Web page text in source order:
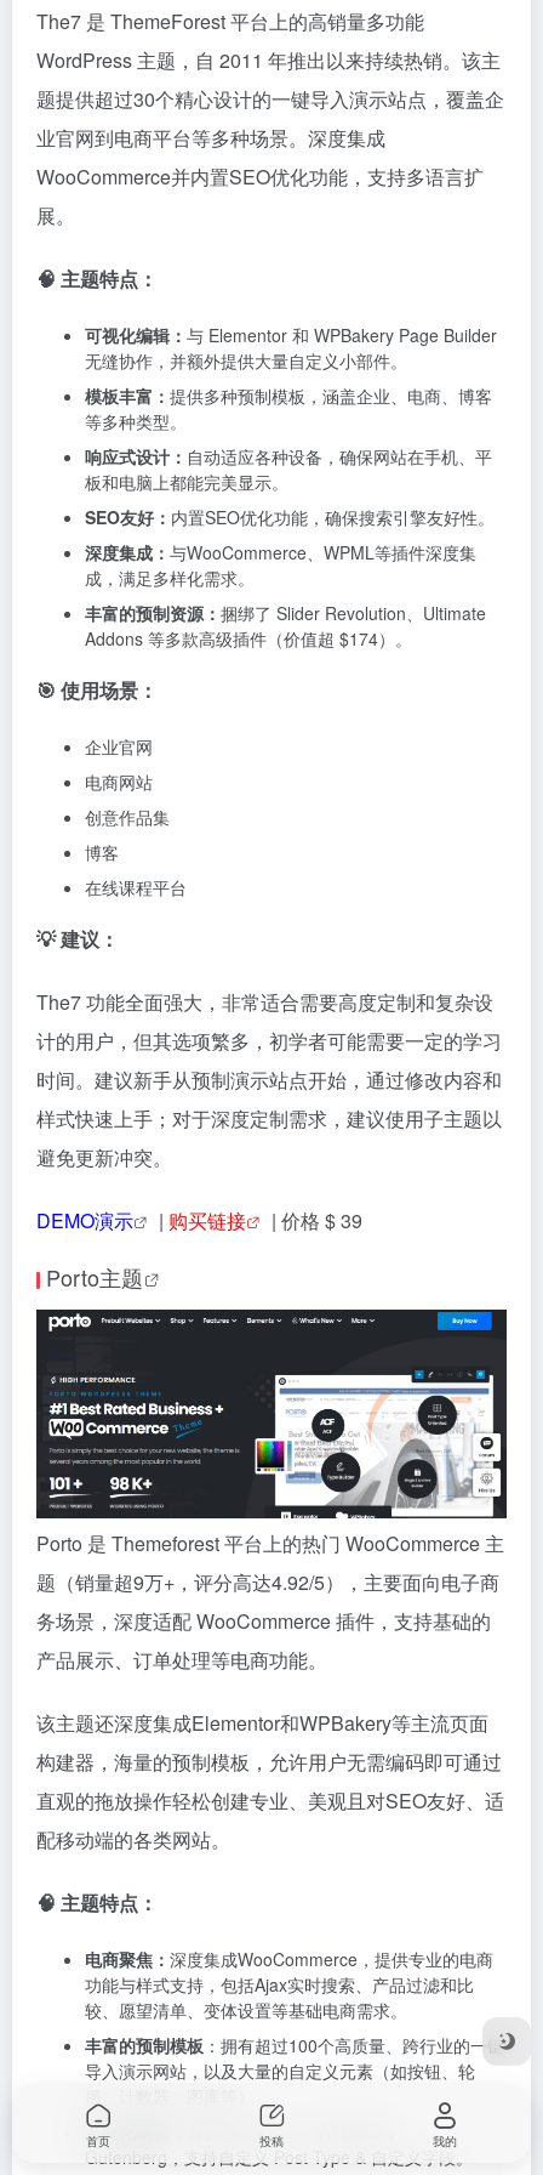
样式快速上手；对于深度定制需求，建议使用子主题以
避免更新冲突。
DEMO演示 |购买链接 | 价格 $ 39
Porto主题
Porto 是 Themeforest 平台上的热门 WooCommerce 主
题（销量超9万+，评分高达4.92/5），主要面向电子商
务场景，深度适配 WooCommerce 插件，支持基础的
产品展示、订单处理等电商功能。
该主题还深度集成Elementor和WPBakery等主流页面
构建器，海量的预制模板，允许用户无需编码即可通过
配移动端的各类网站。
🧠 主题特点：
电商聚焦： 深度集成WooCommerce，提供专业的电商
功能与样式支持，包括Ajax实时搜索、产品过滤和比
较、愿望清单、变体设置等基础电商需求。
导入演示网站，以及大量的自定义元素（如按钮、轮
播、计数器、图库等）。
可视化编辑：兼容Elementor、WPBakery、
Gutenberg，支持自定义 Post Type & 自定义字段。
捆绑高级插件：购买主题可获赠Slider Revolution等多
款高级插件。
内置AI内容生成器
性能与SEO优化：内置速度优化向导（如减少CSS和
SEO友好
🎯 使用场景：
企业官网与品牌展示站
外贸 B2C/B2B 商城
博客与内容站
创意作品集
💡 建议：
Porto 功能丰富强大，非常适合电商站；但其选项繁
多，初学者可能需要一定的学习时间。新手务必先跟随
功能与插件（如 Revolution Slider、多余小部件），避
免后台臃肿。
接着运行 Speed Optimize Wizard：启用关键 CSS、合
Cache 做全页缓存，移动端可稳达 90+ PageSpeed。
DEMO演示 | 购买链接 | 价格 $ 59
Salient主题
首页 投稿 我的